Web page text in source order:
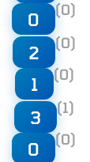
0 (0)
2 (0)
1 (0)
3 (1)
0 (0)